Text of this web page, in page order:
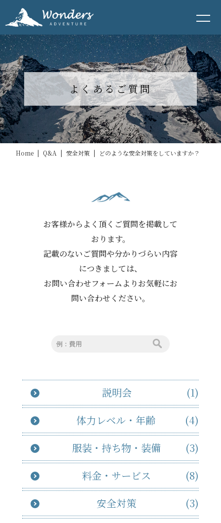
よくあるご質問
Home | Q&A | 安全対策 | どのような安全対策をしていますか？
お客様からよく頂くご質問を掲載して
おります。
記載のないご質問や分かりづらい内容
につきましては、
お問い合わせフォームよりお気軽にお
問い合わせください。
説明会
(1)
体力レベル・年齢
(4)
服装・持ち物・装備
(3)
料金・サービス
(8)
安全対策
(3)